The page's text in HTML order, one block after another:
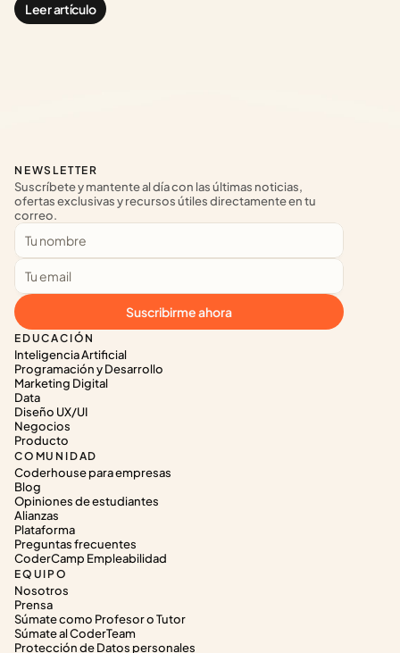
Leer artículo
EDUCACIÓN
Inteligencia Artificial
Programación y Desarrollo
Marketing Digital
Data
Diseño UX/UI
Negocios
Producto
COMUNIDAD
Coderhouse para empresas
Blog
Opiniones de estudiantes
Alianzas
Plataforma
Preguntas frecuentes
CoderCamp Empleabilidad
EQUIPO
Nosotros
Prensa
Súmate como Profesor o Tutor
Súmate al CoderTeam
Protección de Datos personales
NEWSLETTER
Suscríbete y mantente al día con las últimas noticias,
ofertas exclusivas y recursos útiles directamente en tu
correo.
Suscribirme ahora